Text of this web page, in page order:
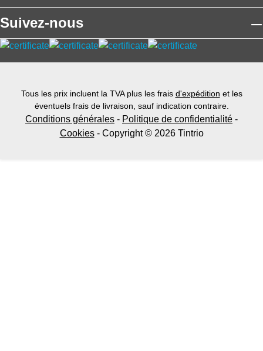
Suivez-nous
Tous les prix incluent la TVA plus les frais d'expédition et les
éventuels frais de livraison, sauf indication contraire.
Conditions générales - Politique de confidentialité -
Cookies- Copyright © 2026 Tintrio